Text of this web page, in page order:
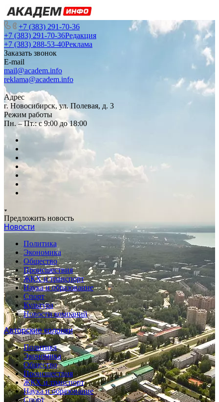
+7 (383) 291-70-36
+7 (383) 291-70-36Редакция
+7 (383) 288-53-40Реклама
Заказать звонок
E-mail
mail@academ.info
reklama@academ.info
Адрес
г. Новосибирск, ул. Полевая, д. 3
Режим работы
Пн. – Пт.: с 9:00 до 18:00
Предложить новость
Новости
Политика
Экономика
Общество
Происшествия
ЖКХ и транспорт
Наука и образование
Спорт
Культура
Новости компаний
Авторские колонки
Политика
Экономика
Общество
Происшествия
ЖКХ и транспорт
Наука и образование
Спорт